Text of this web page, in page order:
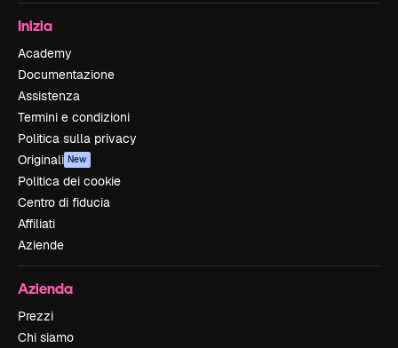
Inizia
Academy
Documentazione
Assistenza
Termini e condizioni
Politica sulla privacy
Originali New
Politica dei cookie
Centro di fiducia
Affiliati
Aziende
Azienda
Prezzi
Chi siamo